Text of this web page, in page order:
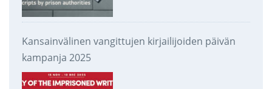
Kansainvälinen vangittujen kirjailijoiden päivän
kampanja 2025